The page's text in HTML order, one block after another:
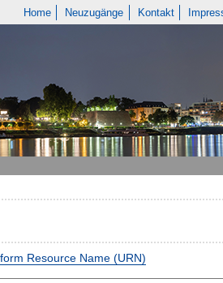
Home Neuzugänge Kontakt
Resource Name (URN)